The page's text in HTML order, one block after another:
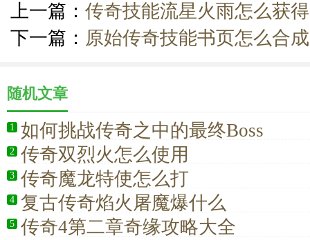
上一篇： 传奇技能流星火雨怎么获得
下一篇： 原始传奇技能书页怎么合成
随机文章
1 如何挑战传奇之中的最终Boss
2 传奇双烈火怎么使用
3 传奇魔龙特使怎么打
4 复古传奇焰火屠魔爆什么
5 传奇4第二章奇缘攻略大全